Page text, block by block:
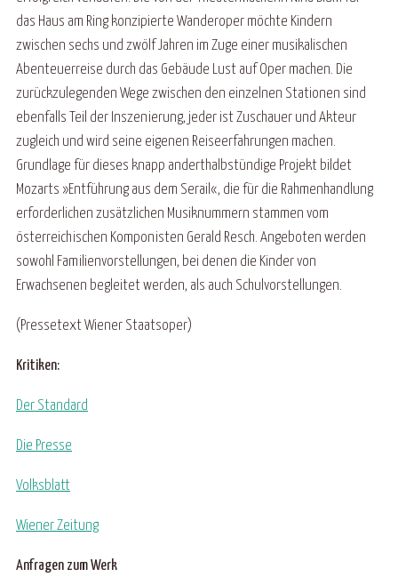
das Haus am Ring konzipierte Wanderoper möchte Kindern
zwischen sechs und zwölf Jahren im Zuge einer musikalischen
Abenteuerreise durch das Gebäude Lust auf Oper machen. Die
zurückzulegenden Wege zwischen den einzelnen Stationen sind
ebenfalls Teil der Inszenierung, jeder ist Zuschauer und Akteur
zugleich und wird seine eigenen Reiseerfahrungen machen.
Grundlage für dieses knapp anderthalbstündige Projekt bildet
Mozarts »Entführung aus dem Serail«, die für die Rahmenhandlung
erforderlichen zusätzlichen Musiknummern stammen vom
österreichischen Komponisten Gerald Resch. Angeboten werden
sowohl Familienvorstellungen, bei denen die Kinder von
Erwachsenen begleitet werden, als auch Schulvorstellungen.
(Pressetext Wiener Staatsoper)
Kritiken:
Der Standard
Die Presse
Volksblatt
Wiener Zeitung
Anfragen zum Werk